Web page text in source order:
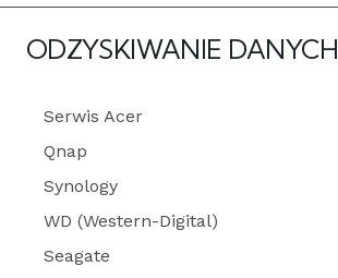
ODZYSKIWANIE DANYCH
Serwis Acer
Qnap
Synology
WD (Western-Digital)
Seagate